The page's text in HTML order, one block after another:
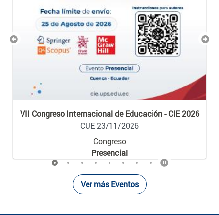
VII Congreso Internacional de Educación - CIE 2026
CUE 23/11/2026
Congreso
Presencial
Previous
Ver más Eventos